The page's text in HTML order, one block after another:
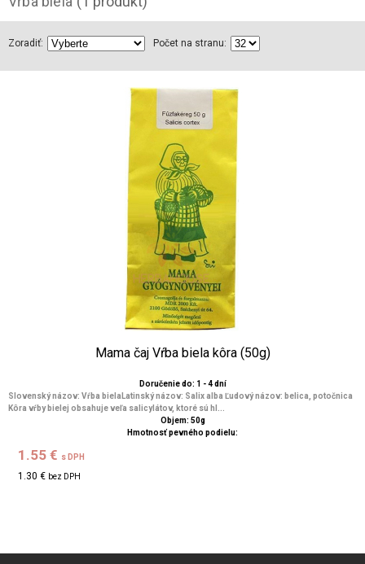
Zoradiť: Počet na stranu:
Mama čaj Vŕba biela kôra (50g)
Doručenie do: 1 - 4 dní
Slovenský názov: Vŕba bielaLatinský názov: Salix alba Ľudový názov: belica, potočnica
Kôra vŕby bielej obsahuje veľa salicylátov, ktoré sú hl...
Objem: 50g
Hmotnosť pevného podielu:
1.55 € s DPH
1.30 € bez DPH